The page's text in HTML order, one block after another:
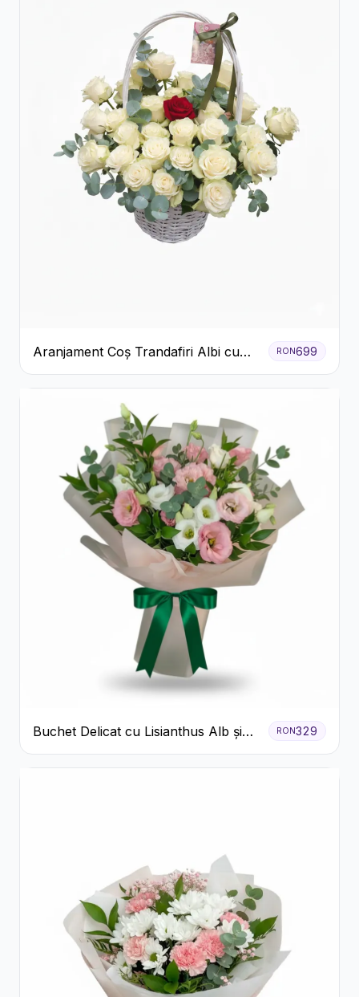
Aranjament Coș Trandafiri Albi cu
Accent Roșu
RON699
Buchet Delicat cu Lisianthus Alb și
Roz
RON329